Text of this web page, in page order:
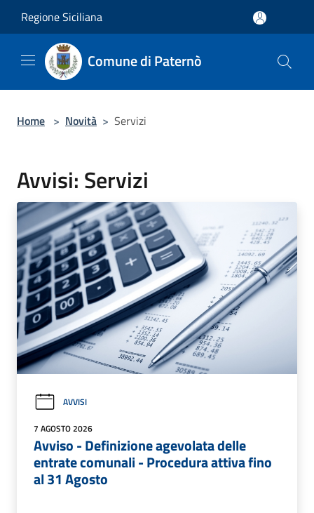
Regione Siciliana
Comune di Paternò
Home > Novità > Servizi
Avvisi: Servizi
AVVISI
7 AGOSTO 2026
Avviso - Definizione agevolata delle
entrate comunali - Procedura attiva fino
al 31 Agosto